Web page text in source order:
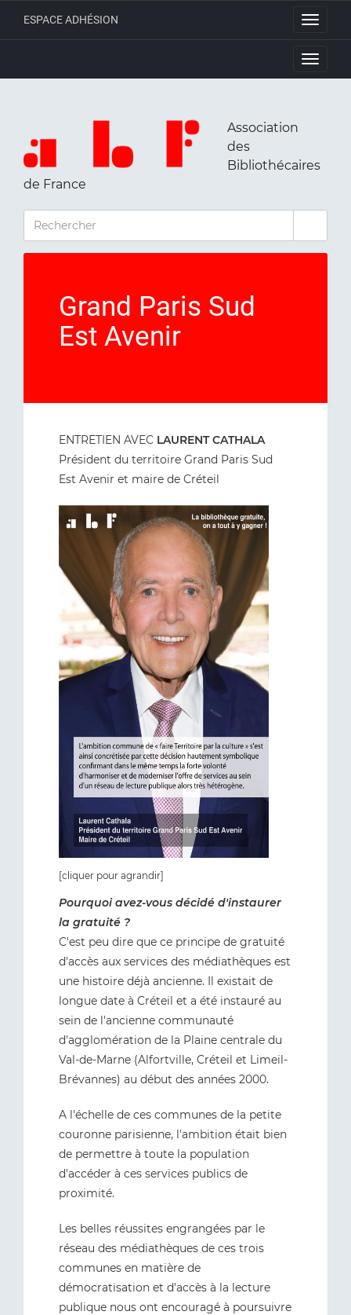
Toggle
ESPACE ADHÉSION
Toggle
Association
des
Bibliothécaires
de France
RECHERCHER
Grand Paris Sud
Est Avenir
ENTRETIEN AVEC LAURENT CATHALA
Président du territoire Grand Paris Sud
Est Avenir et maire de Créteil
[cliquer pour agrandir]
Pourquoi avez-vous décidé d'instaurer
la gratuité ?
C'est peu dire que ce principe de gratuité
d'accès aux services des médiathèques est
une histoire déjà ancienne. Il existait de
longue date à Créteil et a été instauré au
sein de l'ancienne communauté
d'agglomération de la Plaine centrale du
Val-de-Marne (Alfortville, Créteil et Limeil-
Brévannes) au début des années 2000.
A l'échelle de ces communes de la petite
couronne parisienne, l'ambition était bien
de permettre à toute la population
d'accéder à ces services publics de
proximité.
Les belles réussites engrangées par le
réseau des médiathèques de ces trois
communes en matière de
démocratisation et d'accès à la lecture
publique nous ont encouragé à poursuivre